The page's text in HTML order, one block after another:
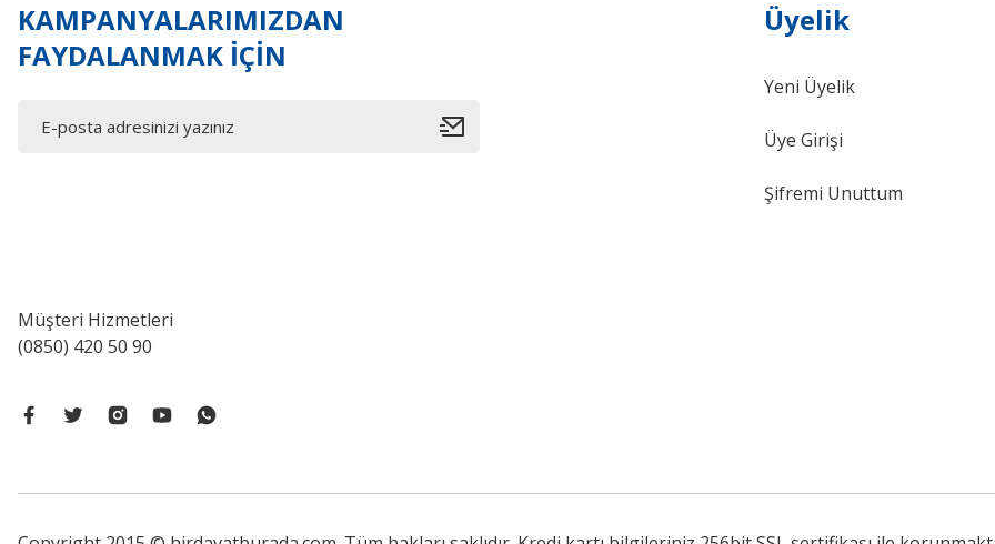
KAMPANYALARIMIZDAN
FAYDALANMAK İÇİN
Müşteri Hizmetleri
(0850) 420 50 90
Üyelik
Yeni Üyelik
Üye Girişi
Şifremi Unuttum